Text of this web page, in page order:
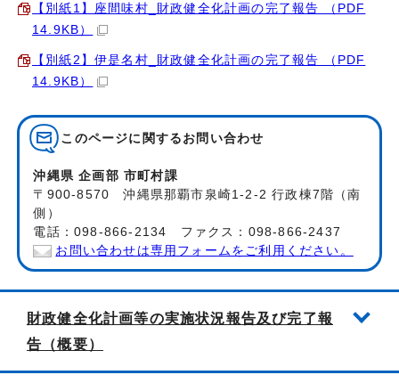
【別紙1】座間味村_財政健全化計画の完了報告 （PDF
14.9KB）
【別紙2】伊是名村_財政健全化計画の完了報告 （PDF
14.9KB）
このページに関する お問い合わせ
沖縄県 企画部 市町村課
〒900-8570 沖縄県那覇市泉崎1-2-2 行政棟7階（南
側）
電話：098-866-2134 ファクス：098-866-2437
お問い合わせは専用フォームをご利用ください。
財政健全化計画等の実施状況報告及び完了報
告（概要）